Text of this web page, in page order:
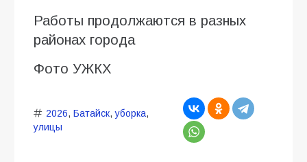
Работы продолжаются в разных
районах города
Фото УЖКХ
2026, Батайск,уборка,
улицы